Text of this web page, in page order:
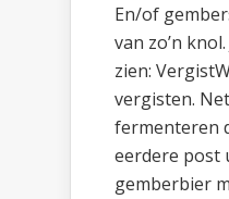
En/of
van zo’n
zien:
vergisten.
fermenteren
eerdere post
gemberbier